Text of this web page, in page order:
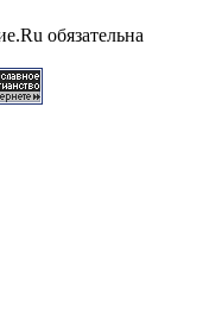
обязательна